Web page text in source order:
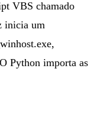
VBS chamado
inicia um
Python importa as